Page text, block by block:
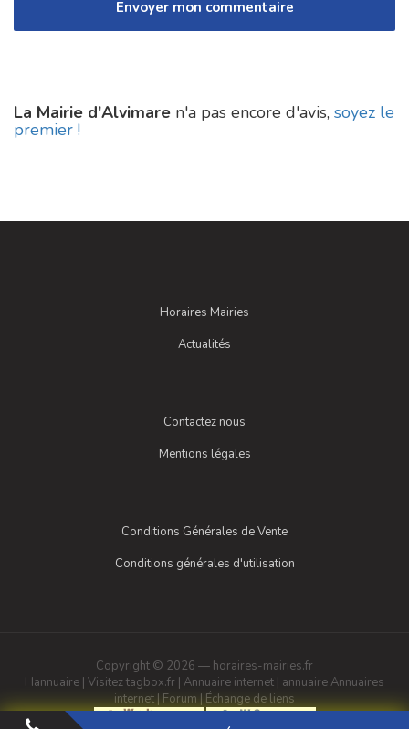
La Mairie d'Alvimare n'a pas encore d'avis, soyez le
premier !
Horaires Mairies
Actualités
Contactez nous
Mentions légales
Conditions Générales de Vente
Conditions générales d'utilisation
Copyright © 2026 — horaires-mairies.fr
Hannuaire | Visitez tagbox.fr | Annuaire internet | annuaireAnnuaires
internet| Forum | Échange de liens